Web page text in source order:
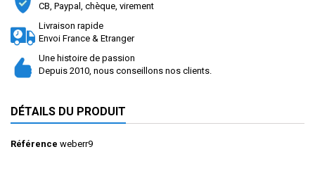
CB, Paypal, chèque, virement
Livraison rapide
Envoi France & Etranger
Une histoire de passion
Depuis 2010, nous conseillons nos clients.
DÉTAILS DU PRODUIT
Référence weberr9